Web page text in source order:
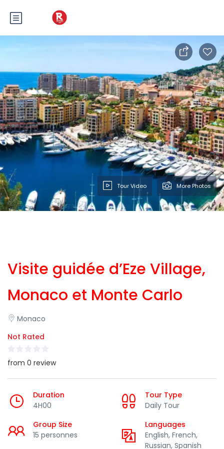
Tour Video More Photos
Visite guidée d’Eze Village,
Monaco et Monte Carlo
Monaco
Not Rated
from 0 review
Duration
4H00
Tour Type
Daily Tour
Group Size
15 personnes
Languages
English, French,
Russian, Spanish